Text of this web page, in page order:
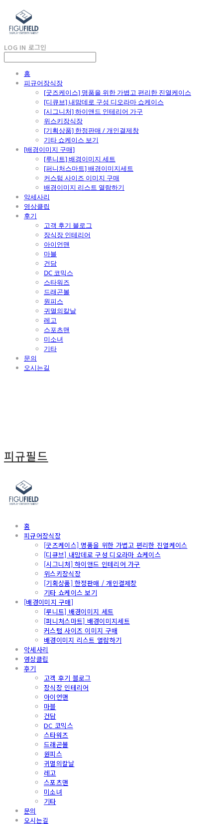
LOG IN 로그인
홈
피규어장식장
[굿즈케이스] 명품을 위한 가볍고 편리한 진열케이스
[디큐브] 내맘데로 구성 디오라마 쇼케이스
[시그니처] 하이앤드 인테리어 가구
위스키장식장
[기획상품] 한정판매 / 개인결제창
기타 쇼케이스 보기
[배경이미지 구매]
[루니트] 배경이미지 세트
[퍼니처스마트] 배경이미지세트
커스텀 사이즈 이미지 구매
배경이미지 리스트 열람하기
악세사리
영상클립
후기
고객 후기 블로그
장식장 인테리어
아이언맨
마블
건담
DC 코믹스
스타워즈
드래곤볼
원피스
귀멸의칼날
레고
스포츠맨
미소녀
기타
문의
오시는길
피규필드
홈
피규어장식장
[굿즈케이스] 명품을 위한 가볍고 편리한 진열케이스
[디큐브] 내맘데로 구성 디오라마 쇼케이스
[시그니처] 하이앤드 인테리어 가구
위스키장식장
[기획상품] 한정판매 / 개인결제창
기타 쇼케이스 보기
[배경이미지 구매]
[루니트] 배경이미지 세트
[퍼니처스마트] 배경이미지세트
커스텀 사이즈 이미지 구매
배경이미지 리스트 열람하기
악세사리
영상클립
후기
고객 후기 블로그
장식장 인테리어
아이언맨
마블
건담
DC 코믹스
스타워즈
드래곤볼
원피스
귀멸의칼날
레고
스포츠맨
미소녀
기타
문의
오시는길